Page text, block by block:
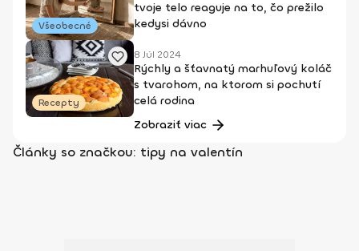
Všeobecné
tvoje telo reaguje na to, čo prežilo
kedysi dávno
Recepty
8 Júl 2024
Rýchly a šťavnatý marhuľový koláč
s tvarohom, na ktorom si pochutí
celá rodina
Zobraziť viac
Články so značkou: tipy na valentín